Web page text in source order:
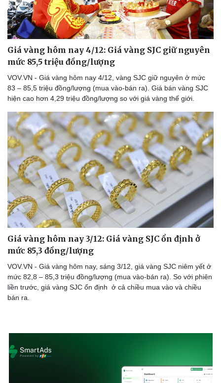
Giá vàng hôm nay 4/12: Giá vàng SJC giữ nguyên
mức 85,5 triệu đồng/lượng
VOV.VN - Giá vàng hôm nay 4/12, vàng SJC giữ nguyên ở mức
83 – 85,5 triệu đồng/lượng (mua vào-bán ra). Giá bán vàng SJC
hiện cao hơn 4,29 triệu đồng/lượng so với giá vàng thế giới.
Giá vàng hôm nay 3/12: Giá vàng SJC ổn định ở
mức 85,3 đồng/lượng
VOV.VN - Giá vàng hôm nay, sáng 3/12, giá vàng SJC niêm yết ở
mức 82,8 – 85,3 triệu đồng/lượng (mua vào-bán ra). So với phiên
liền trước, giá vàng SJC ổn định ở cả chiều mua vào và chiều
bán ra.